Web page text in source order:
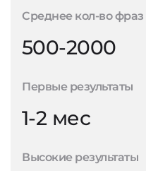
Среднее кол-во фраз
500-2000
Первые результаты
1-2 мес
Высокие результаты